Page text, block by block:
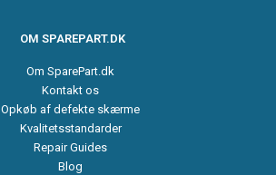
OM SPAREPART.DK
Om SparePart.dk
Kontakt os
Opkøb af defekte skærme
Kvalitetsstandarder
Repair Guides
Blog